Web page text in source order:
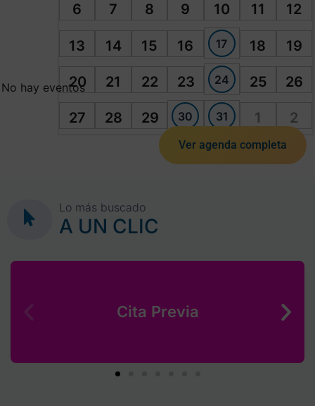
6 7 8 9 10 11 12
13 14 15 16 17 18 19
20 21 22 23 24 25 26
27 28 29 30 31 1 2
No hay eventos
Ver agenda completa
Lo más buscado
A UN CLIC
Cita Previa